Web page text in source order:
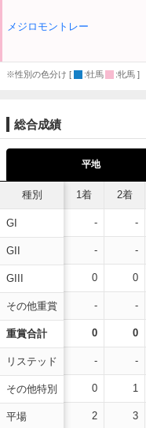
メジロモントレー
※性別の色分け [ :牡馬 :牝馬 ]
総合成績
平地
種別
GI
GII
GIII
その他重賞
重賞合計
リステッド
その他特別
平場
1着 2着
- -
- -
0 0
- -
0 0
- -
0 1
2 3